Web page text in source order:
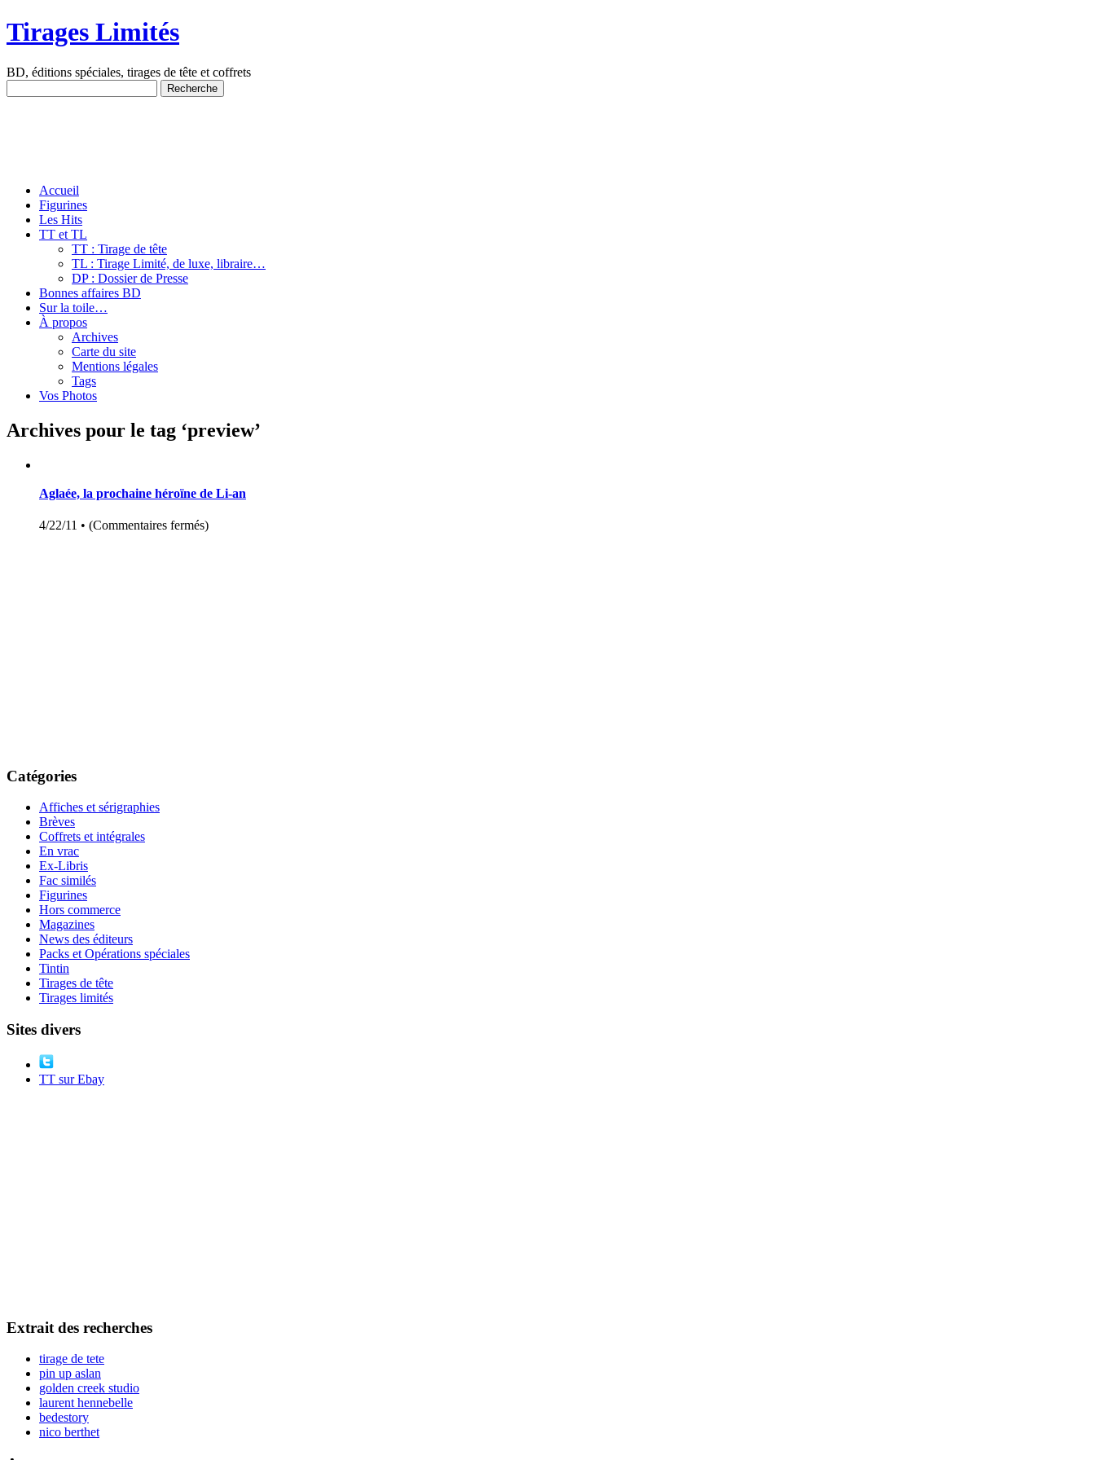
Tirages Limités
BD, éditions spéciales, tirages de tête et coffrets
Accueil
Figurines
Les Hits
TT et TL
TT : Tirage de tête
TL : Tirage Limité, de luxe, libraire…
DP : Dossier de Presse
Bonnes affaires BD
Sur la toile…
À propos
Archives
Carte du site
Mentions légales
Tags
Vos Photos
Archives pour le tag ‘preview’
Aglaée, la prochaine héroïne de Li-an
4/22/11 • (Commentaires fermés)
Catégories
Affiches et sérigraphies
Brèves
Coffrets et intégrales
En vrac
Ex-Libris
Fac similés
Figurines
Hors commerce
Magazines
News des éditeurs
Packs et Opérations spéciales
Tintin
Tirages de tête
Tirages limités
Sites divers
TT sur Ebay
Extrait des recherches
tirage de tete
pin up aslan
golden creek studio
laurent hennebelle
bedestory
nico berthet